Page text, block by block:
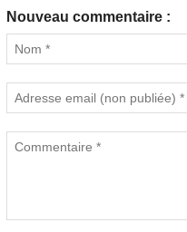
Nouveau commentaire :